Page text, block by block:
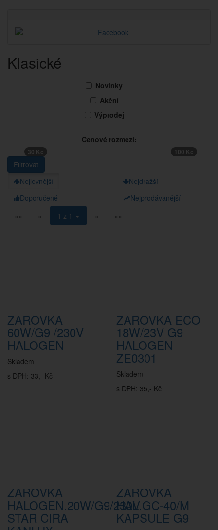
Klasické
Novinky
Akční
Výprodej
Cenové rozmezí:
30 Kč 100 Kč
Nejlevnější
Nejdražší
Doporučené
Nejprodávanější
««
« 1 z 1 » »»
ZAROVKA
60W/G9 /230V
HALOGEN
Skladem
s DPH: 33,- Kč
ZAROVKA ECO
18W/23V G9
HALOGEN
ZE0301
Skladem
s DPH: 35,- Kč
ZAROVKA
HALOGEN.20W/G9/230V
STAR CIRA
ZAROVKA
HAL.GC-40/M
KAPSULE G9